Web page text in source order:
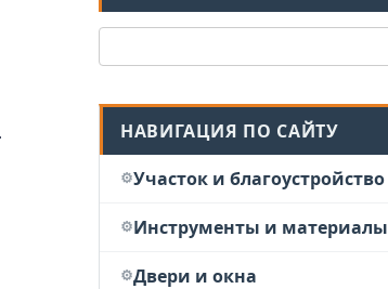
НАВИГАЦИЯ ПО САЙТУ
Участок и благоустройство
Инструменты и материалы
Двери и окна